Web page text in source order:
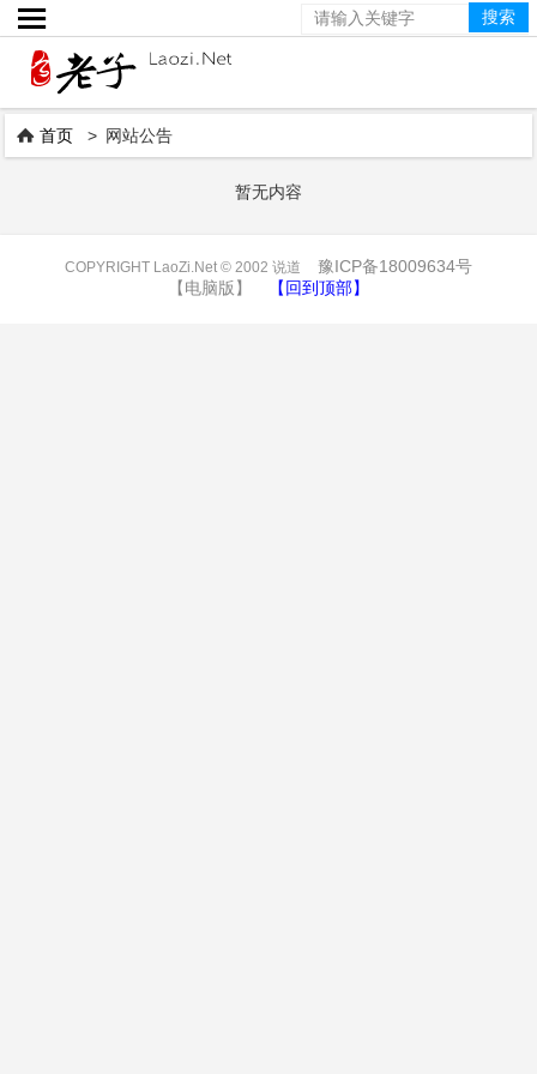

 首页 > 网站公告
暂无内容
COPYRIGHT LaoZi.Net © 2002 说道
豫ICP备18009634号
【电脑版】
【回到顶部】